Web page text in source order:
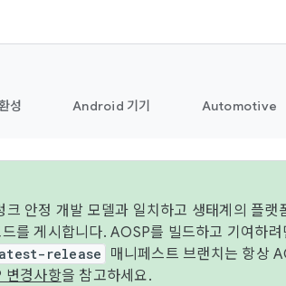
성 Android 기기 Automotive
안정 개발 모델과 일치하고 생태계의 플랫
를 게시합니다. AOSP를 빌드하고 기여하려
release
매니페스트 브랜치는 항상
변경사항을 참고하세요.